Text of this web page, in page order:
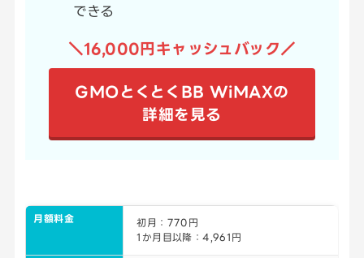
できる
＼16,000円キャッシュバック／
GMOとくとくBB WiMAXの
詳細を見る
月額料金
初月：770円
1か月目以降：4,961円